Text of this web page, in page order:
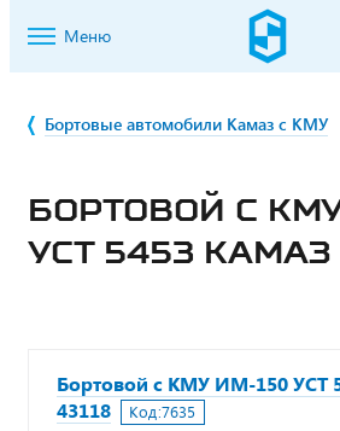
Меню
Бортовые автомобили Камаз с КМУ
БОРТОВОЙ С
УСТ 5453 КАМАЗ
Бортовой с КМУ ИМ-150 УСТ
43118
Код:7635